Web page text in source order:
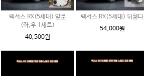
렉서스 RX(5세대) 앞문
(좌,우 1세트)
40,500원
렉서스 RX(5세대) 뒤휀다
54,000원